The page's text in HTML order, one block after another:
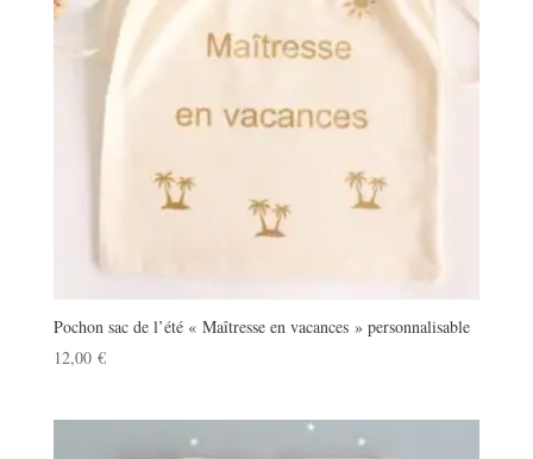
Pochon sac de l’été « Maîtresse en vacances » personnalisable
12,00 €